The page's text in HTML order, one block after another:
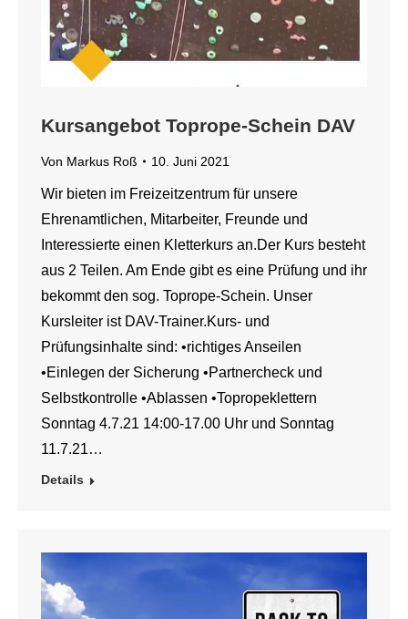
Kursangebot Toprope-Schein DAV
Von Markus Roß 10. Juni 2021
Wir bieten im Freizeitzentrum für unsere
Ehrenamtlichen, Mitarbeiter, Freunde und
Interessierte einen Kletterkurs an.Der Kurs besteht
aus 2 Teilen. Am Ende gibt es eine Prüfung und ihr
bekommt den sog. Toprope-Schein. Unser
Kursleiter ist DAV-Trainer.Kurs- und
Prüfungsinhalte sind: •richtiges Anseilen
•Einlegen der Sicherung •Partnercheck und
Selbstkontrolle •Ablassen •Topropeklettern
Sonntag 4.7.21 14:00-17.00 Uhr und Sonntag
11.7.21…
Details